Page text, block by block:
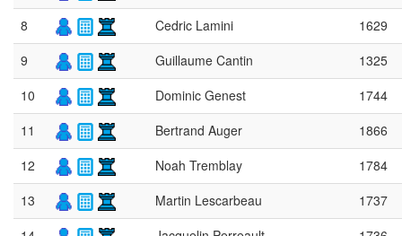
8
Cedric Lamini
1629
9
Guillaume Cantin
1325
10
Dominic Genest
1744
11
Bertrand Auger
1866
12
Noah Tremblay
1784
13
Martin Lescarbeau
1737